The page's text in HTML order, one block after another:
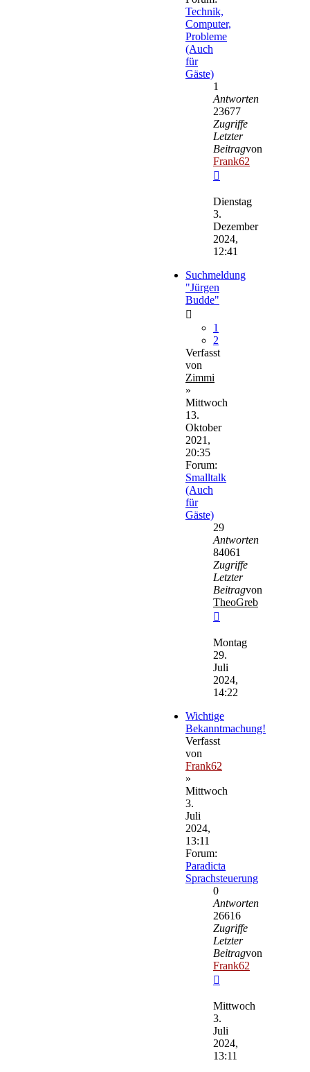
Technik,
Computer,
Probleme
(Auch
für
Gäste)
1
Antworten
23677
Zugriffe
Letzter
Beitragvon
Frank62
Beitrag
Dienstag
3.
Dezember
2024,
12:41
Suchmeldung
"Jürgen
Budde"
1
2
Verfasst
von
Zimmi
»
Mittwoch
13.
Oktober
2021,
20:35
Forum:
Smalltalk
(Auch
für
Gäste)
29
Antworten
84061
Zugriffe
Letzter
Beitragvon
TheoGreb
Beitrag
Montag
29.
Juli
2024,
14:22
Wichtige
Bekanntmachung!
Verfasst
von
Frank62
»
Mittwoch
3.
Juli
2024,
13:11
Forum:
Paradicta
Sprachsteuerung
0
Antworten
26616
Zugriffe
Letzter
Beitragvon
Frank62
Beitrag
Mittwoch
3.
Juli
2024,
13:11